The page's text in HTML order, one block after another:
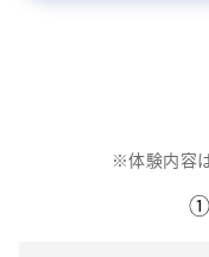
※体験内容
①